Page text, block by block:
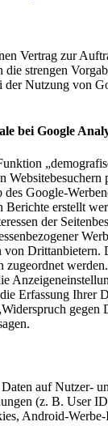
Vertrag zur
die strengen
der Nutzung von
bei Google
des Google-
erstellt
der
von Drittanbietern.
zugeordnet
Erfassung Ihrer
gegen
auf Nutzer-
(z. B. User
Android-